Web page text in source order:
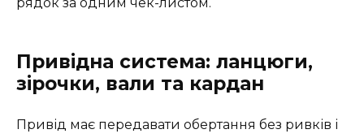
Привідна система: ланцюги,
зірочки, вали та кардан
Привід має передавати обертання без ривків і